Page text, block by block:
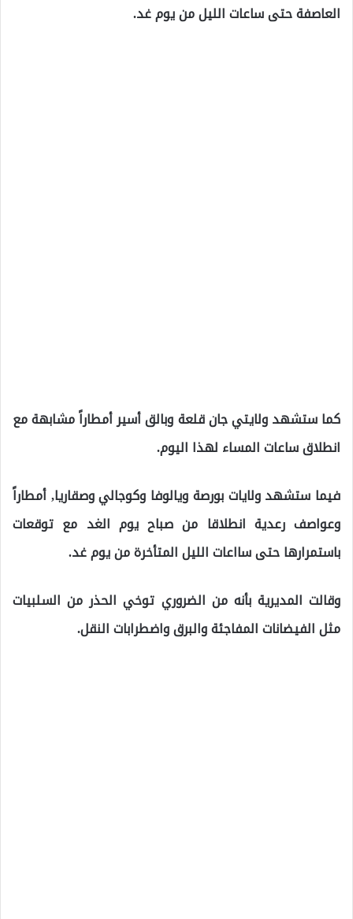
العاصفة حتى ساعات الليل من يوم غد.
كما ستشهد ولايتي جان قلعة وبالق أسير أمطاراً مشابهة مع
انطلاق ساعات المساء لهذا اليوم.
فيما ستشهد ولايات بورصة ويالوفا وكوجالي وصقاريا, أمطاراً
وعواصف رعدية انطلاقا من صباح يوم الغد مع توقعات
باستمرارها حتى سااعات الليل المتأخرة من يوم غد.
وقالت المديرية بأنه من الضروري توخي الحذر من السلبيات
مثل الفيضانات المفاجئة والبرق واضطرابات النقل.